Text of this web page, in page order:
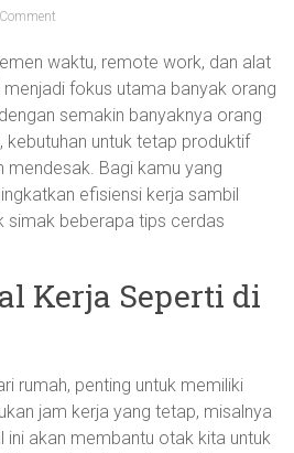
waktu, remote work, dan alat
fokus utama banyak orang
semakin banyaknya orang
kebutuhan untuk tetap produktif
mendesak. Bagi kamu yang
efisiensi kerja sambil
simak beberapa tips cerdas
Kerja Seperti di
rumah, penting untuk memiliki
jam kerja yang tetap, misalnya
ini akan membantu otak kita untuk